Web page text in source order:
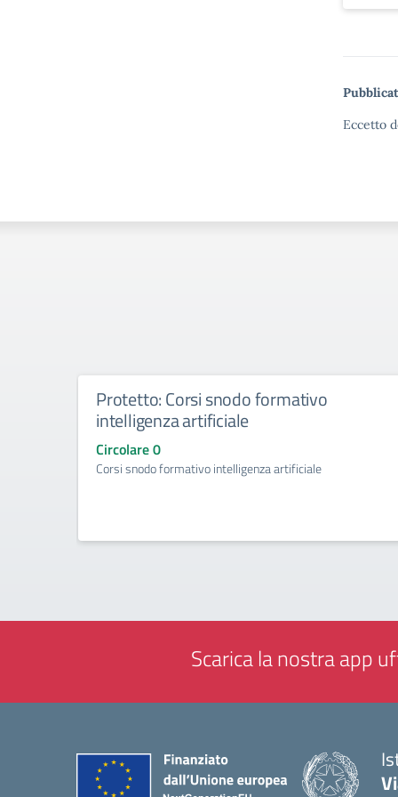
Eccetto
Protetto: Corsi snodo formativo
intelligenza artificiale
Circolare 0
Corsi snodo formativo intelligenza artificiale
Scarica la nostra app